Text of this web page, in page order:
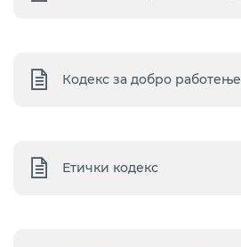
Кодекс за добро работење
Етички кодекс